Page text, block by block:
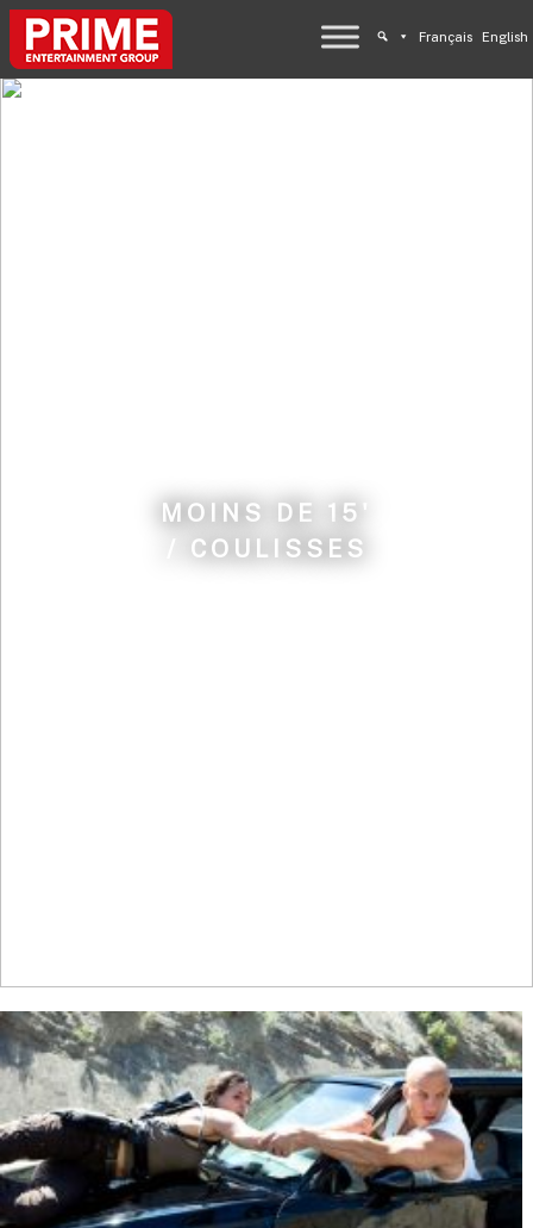
Français English
MOINS DE 15'
/ COULISSES